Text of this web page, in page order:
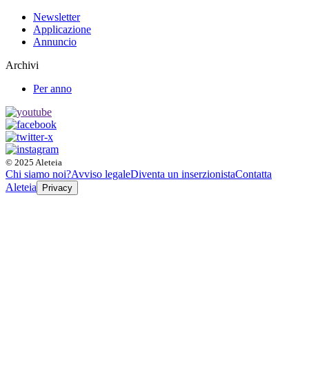
Newsletter
Applicazione
Annuncio
Archivi
Per anno
© 2025 Aleteia
Chi siamo noi?Avviso legaleDiventa un inserzionistaContatta
Aleteia
Privacy